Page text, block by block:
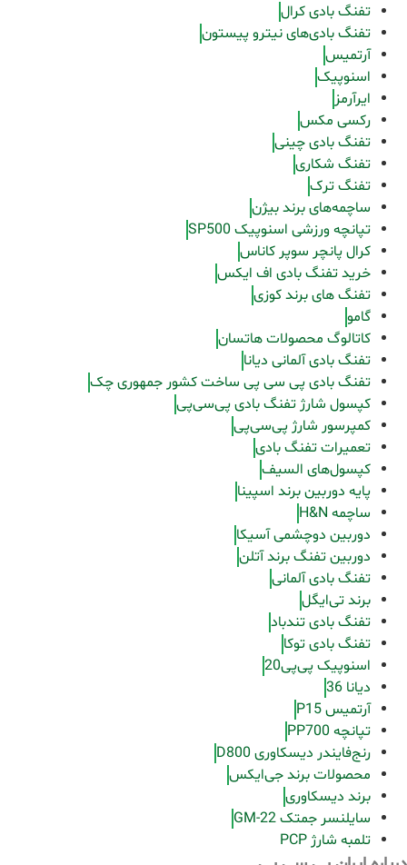
تفنگ بادی کرال
تفنگ بادی‌های نیترو پیستون
آرتمیس
اسنوپیک
ایرآرمز
رکسی مکس
تفنگ بادی چینی
تفنگ شکاری
تفنگ ترک
ساچمه‌های برند بیژن
تپانچه ورزشی اسنوپیک SP500
کرال پانچر سوپر کاناس
خرید تفنگ بادی اف ایکس
تفنگ های برند کوزی
گامو
کاتالوگ محصولات هاتسان
تفنگ بادی آلمانی دیانا
تفنگ بادی پی سی پی ساخت کشور جمهوری چک
کپسول شارژ تفنگ بادی پی‌سی‌پی
کمپرسور شارژ پی‌سی‌پی
تعمیرات تفنگ بادی
کپسول‌های السیف
پایه دوربین برند اسپینا
ساچمه H&N
دوربین دوچشمی آسیکا
دوربین تفنگ برند آتلن
تفنگ بادی آلمانی
برند تی‌ایگل
تفنگ بادی تندباد
تفنگ بادی توکا
اسنوپیک پی‌پی20
دیانا 36
آرتمیس P15
تپانچه PP700
رنج‌فایندر دیسکاوری D800
محصولات برند جی‌ایکس
برند دیسکاوری
سایلنسر جمتک GM-22
تلمبه شارژ PCP